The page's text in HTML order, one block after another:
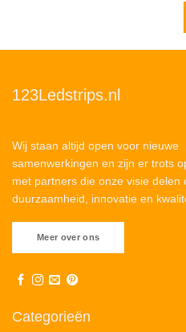
123Ledstrips.nl
Wij staan altijd open voor nieuwe
samenwerkingen en zijn er trots
met partners die onze visie delen
duurzaamheid, innovatie en
Meer over ons
Categorieën